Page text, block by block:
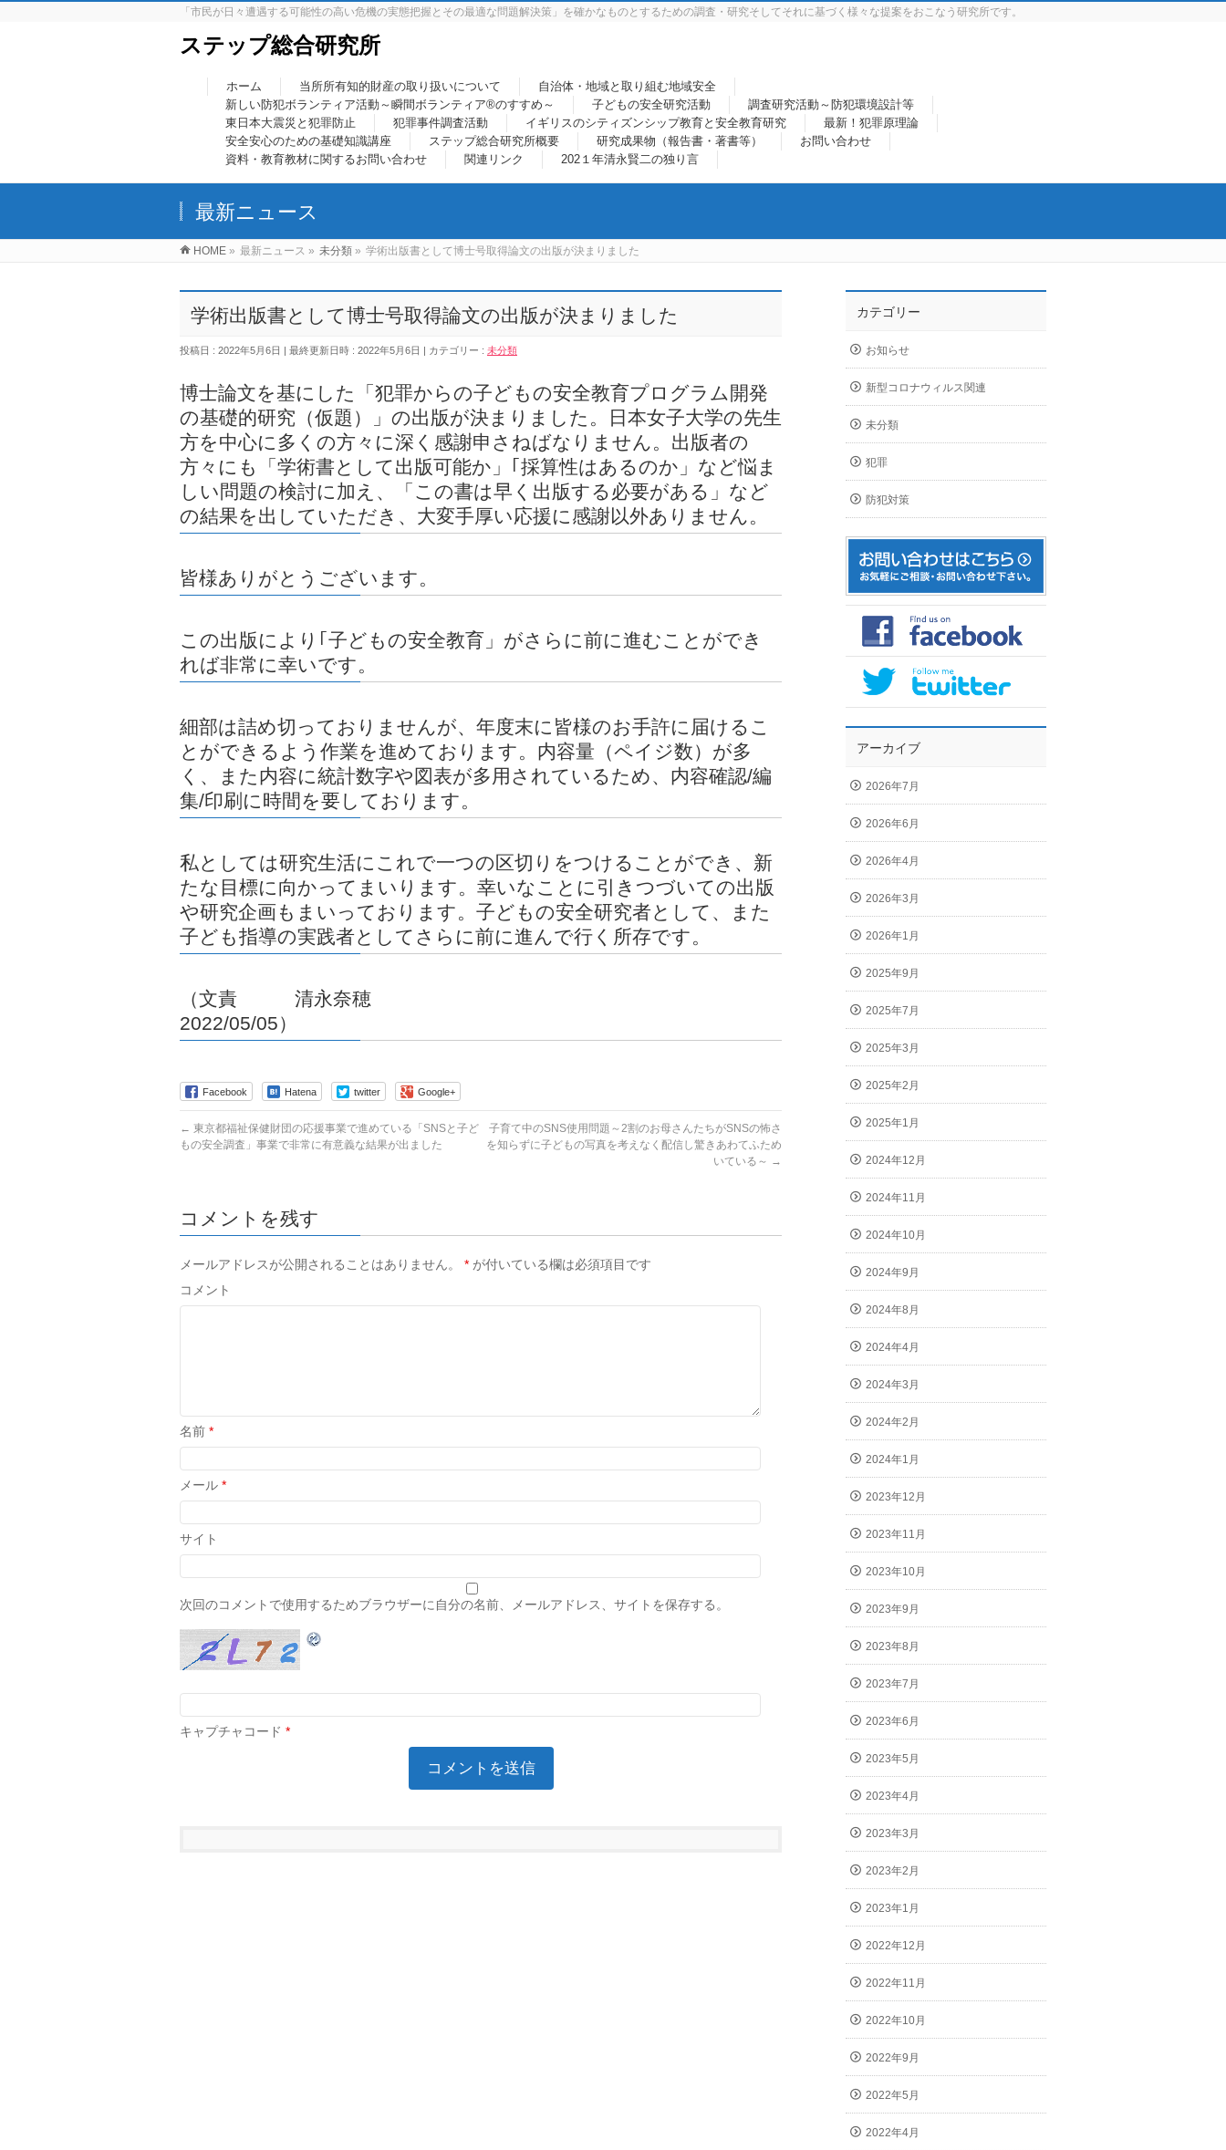
「市民が日々遭遇する可能性の高い危機の実態把握とその最適な問題解決策」を確かなものとするための調査・研究そしてそれに基づく様々な提案をおこなう研究所です。
ステップ総合研究所
ホーム 当所所有知的財産の取り扱いについて
自治体・地域と取り組む地域安全
新しい防犯ボランティア活動～瞬間ボランティア®のすすめ～
子どもの安全研究活動
調査研究活動～防犯環境設計等
東日本大震災と犯罪防止
犯罪事件調査活動 イギリスのシティズンシップ教育と安全教育研究
最新！犯罪原理論
安全安心のための基礎知識講座
ステップ総合研究所概要 研究成果物（報告書・著書等）
お問い合わせ
資料・教育教材に関するお問い合わせ
関連リンク 202１年清永賢二の独り言
最新ニュース
HOME » 最新ニュース » 未分類 » 学術出版書として博士号取得論文の出版が決まりました
学術出版書として博士号取得論文の出版が決まりました
投稿日 : 2022年5月6日 最終更新日時 : 2022年5月6日 カテゴリー : 未分類
博士論文を基にした「犯罪からの子どもの安全教育プログラム開発
の基礎的研究（仮題）」の出版が決まりました。日本女子大学の先生
方を中心に多くの方々に深く感謝申さねばなりません。出版者の
方々にも「学術書として出版可能か」｢採算性はあるのか」など悩ま
しい問題の検討に加え、「この書は早く出版する必要がある」など
の結果を出していただき、大変手厚い応援に感謝以外ありません。
皆様ありがとうございます。
この出版により｢子どもの安全教育」がさらに前に進むことができ
れば非常に幸いです。
細部は詰め切っておりませんが、年度末に皆様のお手許に届けるこ
とができるよう作業を進めております。内容量（ペイジ数）が多
く、また内容に統計数字や図表が多用されているため、内容確認/編
集/印刷に時間を要しております。
私としては研究生活にこれで一つの区切りをつけることができ、新
たな目標に向かってまいります。幸いなことに引きつづいての出版
や研究企画もまいっております。子どもの安全研究者として、また
子ども指導の実践者としてさらに前に進んで行く所存です。
（文責 清永奈穂
2022/05/05）
Facebook Hatena twitter Google+
← 東京都福祉保健財団の応援事業で進めている「SNSと子ど
もの安全調査」事業で非常に有意義な結果が出ました
子育て中のSNS使用問題～2割のお母さんたちがSNSの怖さ
を知らずに子どもの写真を考えなく配信し驚きあわてふため
いている～ →
コメントを残す
メールアドレスが公開されることはありません。 * が付いている欄は必須項目です
コメント
名前 *
メール *
サイト
次回のコメントで使用するためブラウザーに自分の名前、メールアドレス、サイトを保存する。
キャプチャコード *
カテゴリー
お知らせ
新型コロナウィルス関連
未分類
犯罪
防犯対策
アーカイブ
2026年7月
2026年6月
2026年4月
2026年3月
2026年1月
2025年9月
2025年7月
2025年3月
2025年2月
2025年1月
2024年12月
2024年11月
2024年10月
2024年9月
2024年8月
2024年4月
2024年3月
2024年2月
2024年1月
2023年12月
2023年11月
2023年10月
2023年9月
2023年8月
2023年7月
2023年6月
2023年5月
2023年4月
2023年3月
2023年2月
2023年1月
2022年12月
2022年11月
2022年10月
2022年9月
2022年5月
2022年4月